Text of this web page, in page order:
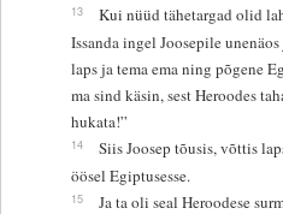
13
Kui nüüd tähetargad olid
Issanda ingel Joosepile
laps ja tema ema ning põgene
ma sind käsin, sest Heroodes
hukata!”
14
Siis Joosep tõusis, võttis
öösel Egiptusesse.
15
Ja ta oli seal Heroodese